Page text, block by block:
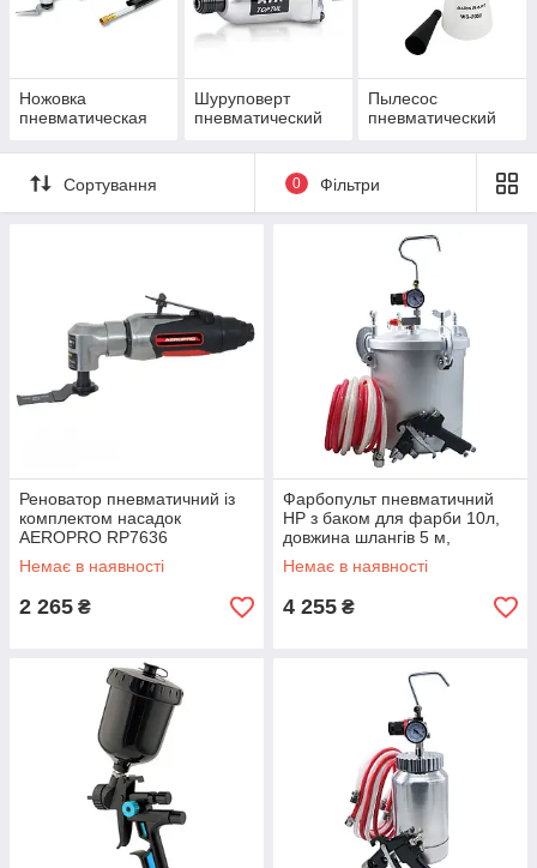
Ножовка
пневматическая
Шуруповерт
пневматический
Пылесос
пневматический
Сортування 0 Фільтри
Реноватор пневматичний із
комплектом насадок
AEROPRO RP7636
Немає в наявності
2 265 ₴
Фарбопульт пневматичний
HP з баком для фарби 10л,
довжина шлангів 5 м,
форсунка 1,8 мм PT-8-
AIRKRAFT-1.8
Немає в наявності
4 255 ₴